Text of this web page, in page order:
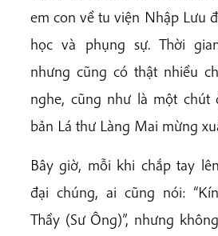
em con về tu viện Nhập Lưu
học và phụng sự. Thời
nhưng cũng có thật nhiều
nghe, cũng như là một chút
bản Lá thư Làng Mai mừng
Bây giờ, mỗi khi chắp tay
đại chúng, ai cũng nói:
Thầy (Sư Ông)”, nhưng